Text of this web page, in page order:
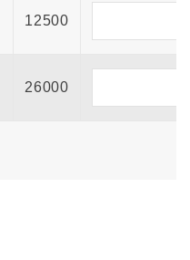
12500
26000